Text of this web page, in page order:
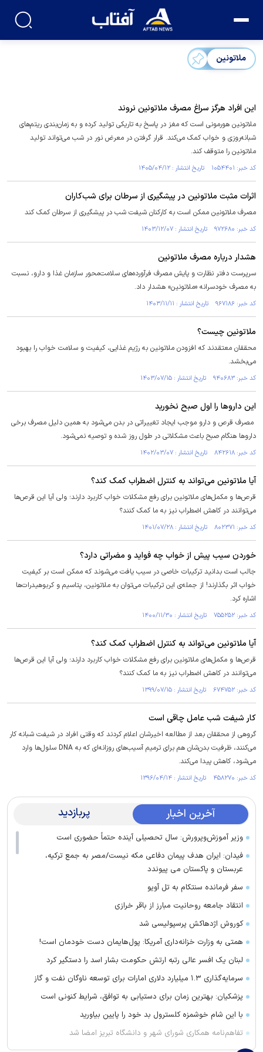
ملاتونین
این افراد هرگز سراغ مصرف ملاتونین نروند
ملاتونین هورمونی است که مغز در پاسخ به تاریکی تولید کرده و به زمان‌بندی ریتم‌های
شبانه‌روزی و خواب کمک می‌کند. قرار گرفتن در معرض نور در شب می‌تواند تولید
ملاتونین را متوقف کند.
کد خبر: ۱۰۵۴۴۰۱ تاریخ انتشار : ۱۴۰۵/۰۴/۱۲
اثرات مثبت ملاتونین در پیشگیری از سرطان برای شب‌کاران
مصرف ملاتونین ممکن است به کارکنان شیفت شب در پیشگیری از سرطان کمک کند
کد خبر: ۹۷۲۶۸۰ تاریخ انتشار : ۱۴۰۳/۱۲/۰۷
هشدار درباره مصرف ملاتونین
سرپرست دفتر نظارت و پایش مصرف فرآورده‌های سلامت‌محور سازمان غذا و دارو، نسبت
به مصرف خودسرانه «ملاتونین» هشدار داد.
کد خبر: ۹۶۷۱۸۶ تاریخ انتشار : ۱۴۰۳/۱۱/۱۱
ملاتونین چیست؟
محققان معتقدند که افزودن ملاتونین به رژیم غذایی، کیفیت و سلامت خواب را بهبود
می‌بخشد.
کد خبر: ۹۴۰۶۸۳ تاریخ انتشار : ۱۴۰۳/۰۷/۱۵
این دارو‌ها را اول صبح نخورید
مصرف قرص و دارو موجب ایجاد تغییراتی در بدن می‌شود به همین دلیل مصرف برخی
دارو‌ها هنگام صبح باعث مشکلاتی در طول روز شده و توصیه نمی‌شود.
کد خبر: ۸۴۲۶۱۸ تاریخ انتشار : ۱۴۰۲/۰۳/۰۷
آیا ملاتونین می‌تواند به کنترل اضطراب کمک کند؟
قرص‌ها و مکمل‌های ملاتونین برای رفع مشکلات خواب کاربرد دارند؛ ولی آیا این قرص‌ها
می‌توانند در کاهش اضطراب نیز به ما کمک کنند؟
کد خبر: ۸۰۲۳۷۱ تاریخ انتشار : ۱۴۰۱/۰۷/۲۸
خوردن سیب پیش از خواب چه فواید و مضراتی دارد؟
جالب است بدانید ترکیبات خاصی در سیب یافت می‌شوند که ممکن است بر کیفیت
خواب اثر بگذارند! از جمله‌ی این ترکیبات می‌توان به ملاتونین، پتاسیم و کربوهیدرات‌ها
اشاره کرد.
کد خبر: ۷۵۵۲۵۲ تاریخ انتشار : ۱۴۰۰/۱۱/۳۰
آیا ملاتونین می‌تواند به کنترل اضطراب کمک کند؟
قرص‌ها و مکمل‌های ملاتونین برای رفع مشکلات خواب کاربرد دارند؛ ولی آیا این قرص‌ها
می‌توانند در کاهش اضطراب نیز به ما کمک کنند؟
کد خبر: ۶۷۴۷۵۲ تاریخ انتشار : ۱۳۹۹/۰۷/۱۵
کار شیفت شب عامل چاقی است
گروهی از محققان بعد از مطالعه اخیرشان اعلام کردند که وقتی افراد در شیفت شبانه کار
می‌کنند، ظرفیت بدن‌شان هم برای ترمیم آسیب‌های روزانه‌ای که به DNA سلول‌ها وارد
می‌شود، کاهش پیدا می‌کند.
کد خبر: ۴۵۸۲۷۰ تاریخ انتشار : ۱۳۹۶/۰۴/۱۴
آخرین اخبار پربازدید
وزیر آموزش‌وپرورش: سال تحصیلی آینده حتماً حضوری است
فیدان: ایران هدف پیمان دفاعی مکه نیست/مصر به جمع ترکیه،
عربستان و پاکستان می پیوندد
سفر فرمانده سنتکام به تل آویو
انتقاد جامعه روحانیت مبارز از باقر خرازی
کوروش اژدهاکش پرسپولیسی شد
همتی به وزارت خزانه‌داری آمریکا: پول‌هایمان دست خودمان است!
لبنان یک افسر عالی رتبه ارتش حکومت بشار اسد را دستگیر کرد
سرمایه‌گذاری ۱.۳ میلیارد دلاری امارات برای توسعه ناوگان نفت و گاز
پزشکیان: بهترین زمان برای دستیابی به توافق، شرایط کنونی است
با این شام خوشمزه کلسترول بد خود را پایین بیاورید
تفاهم‌نامه همکاری شورای شهر و دانشگاه تبریز امضا شد